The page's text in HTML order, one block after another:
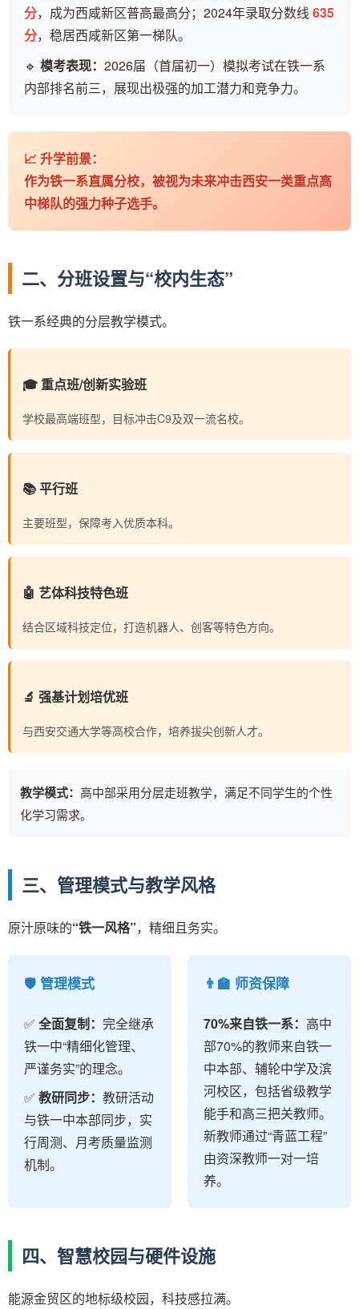
分，成为西咸新区普高最高分；2024年录取分数线635
分，稳居西咸新区第一梯队。
🔹 模考表现： 2026届（首届初一）模拟考试在铁一系
内部排名前三，展现出极强的加工潜力和竞争力。
📈升学前景：
作为铁一系直属分校，被视为未来冲击西安一类重点高
中梯队的强力种子选手。
二、分班设置与“校内生态”
铁一系经典的分层教学模式。
🎓 重点班/创新实验班
学校最高端班型，目标冲击C9及双一流名校。
📚 平行班
主要班型，保障考入优质本科。
🤖 艺体科技特色班
结合区域科技定位，打造机器人、创客等特色方向。
🔬 强基计划培优班
与西安交通大学等高校合作，培养拔尖创新人才。
教学模式： 高中部采用分层走班教学，满足不同学生的个性
化学习需求。
三、管理模式与教学风格
原汁原味的“铁一风格”，精细且务实。
🛡️ 管理模式
✅ 全面复制： 完全继承
铁一中“精细化管理、
严谨务实”的理念。
✅ 教研同步： 教研活动
与铁一中本部同步，实
行周测、月考质量监测
机制。
👨‍🏫 师资保障
70%来自铁一系： 高中
部70%的教师来自铁一
中本部、辅轮中学及滨
河校区，包括省级教学
能手和高三把关教师。
新教师通过“青蓝工程”
由资深教师一对一培
养。
四、智慧校园与硬件设施
能源金贸区的地标级校园，科技感拉满。